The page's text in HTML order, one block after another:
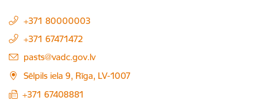
+371 80000003
+371 67471472
E-pasts:
pasts@vadc.gov.lv
Sēlpils iela 9, Rīga, LV-1007
+371 67408881